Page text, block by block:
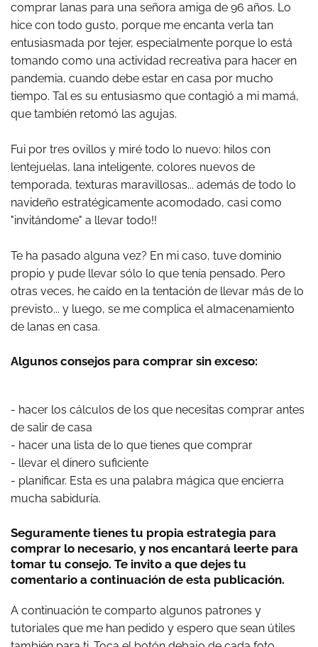
comprar lanas para una señora amiga de 96 años. Lo
hice con todo gusto, porque me encanta verla tan
entusiasmada por tejer, especialmente porque lo está
tomando como una actividad recreativa para hacer en
pandemia, cuando debe estar en casa por mucho
tiempo. Tal es su entusiasmo que contagió a mi mamá,
que también retomó las agujas.
Fui por tres ovillos y miré todo lo nuevo: hilos con
lentejuelas, lana inteligente, colores nuevos de
temporada, texturas maravillosas... además de todo lo
navideño estratégicamente acomodado, casi como
"invitándome" a llevar todo!!
Te ha pasado alguna vez? En mi caso, tuve dominio
propio y pude llevar sólo lo que tenía pensado. Pero
otras veces, he caído en la tentación de llevar más de lo
previsto... y luego, se me complica el almacenamiento
de lanas en casa.
Algunos consejos para comprar sin exceso:
- hacer los cálculos de los que necesitas comprar antes
de salir de casa
- hacer una lista de lo que tienes que comprar
- llevar el dinero suficiente
- planificar. Esta es una palabra mágica que encierra
mucha sabiduría.
Seguramente tienes tu propia estrategia para
comprar lo necesario, y nos encantará leerte para
tomar tu consejo. Te invito a que dejes tu
comentario a continuación de esta publicación.
A continuación te comparto algunos patrones y
tutoriales que me han pedido y espero que sean útiles